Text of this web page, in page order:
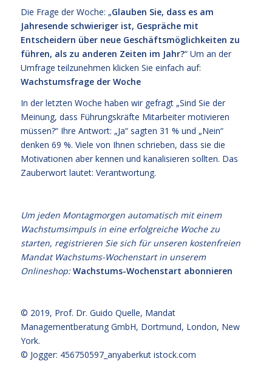
Die Frage der Woche: „Glauben Sie, dass es am
Jahresende schwieriger ist, Gespräche mit
Entscheidern über neue Geschäftsmöglichkeiten zu
führen, als zu anderen Zeiten im Jahr?“ Um an der
Umfrage teilzunehmen klicken Sie einfach auf:
Wachstumsfrage der Woche
In der letzten Woche haben wir gefragt „Sind Sie der
Meinung, dass Führungskräfte Mitarbeiter motivieren
müssen?“ Ihre Antwort: „Ja“ sagten 31 % und „Nein“
denken 69 %. Viele von Ihnen schrieben, dass sie die
Motivationen aber kennen und kanalisieren sollten. Das
Zauberwort lautet: Verantwortung.
Um jeden Montagmorgen automatisch mit einem
Wachstumsimpuls in eine erfolgreiche Woche zu
starten, registrieren Sie sich für unseren kostenfreien
Mandat Wachstums-Wochenstart in unserem
Onlineshop:Wachstums-Wochenstart abonnieren
© 2019, Prof. Dr. Guido Quelle, Mandat
Managementberatung GmbH, Dortmund, London, New
York.
© Jogger: 456750597_anyaberkut istock.com